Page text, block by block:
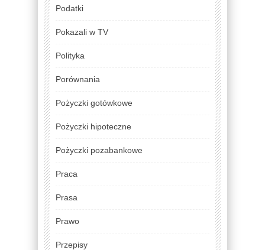
Podatki
Pokazali w TV
Polityka
Porównania
Pożyczki gotówkowe
Pożyczki hipoteczne
Pożyczki pozabankowe
Praca
Prasa
Prawo
Przepisy